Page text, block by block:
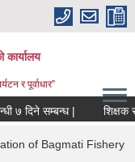
कार्यालय
र पूर्वाधार”
७ दिने सम्बन्ध |
of Bagmati Fishery